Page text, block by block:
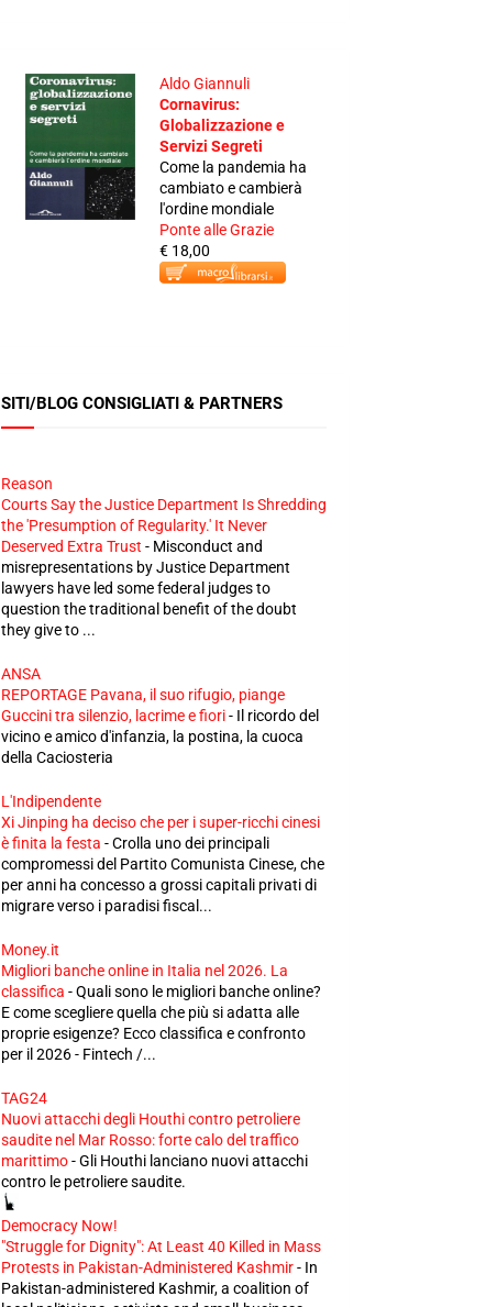
Aldo Giannuli
Cornavirus:
Globalizzazione e
Servizi Segreti
Come la pandemia ha
cambiato e cambierà
l'ordine mondiale
Ponte alle Grazie
€ 18,00
SITI/BLOG CONSIGLIATI & PARTNERS
Reason
Courts Say the Justice Department Is Shredding
the 'Presumption of Regularity.' It Never
Deserved Extra Trust - Misconduct and
misrepresentations by Justice Department
lawyers have led some federal judges to
question the traditional benefit of the doubt
they give to ...
ANSA
REPORTAGE Pavana, il suo rifugio, piange
Guccini tra silenzio, lacrime e fiori- Il ricordo del
vicino e amico d'infanzia, la postina, la cuoca
della Caciosteria
L'Indipendente
Xi Jinping ha deciso che per i super-ricchi cinesi
è finita la festa -Crolla uno dei principali
compromessi del Partito Comunista Cinese, che
per anni ha concesso a grossi capitali privati di
migrare verso i paradisi fiscal...
Money.it
Migliori banche online in Italia nel 2026. La
classifica -Quali sono le migliori banche online?
E come scegliere quella che più si adatta alle
proprie esigenze? Ecco classifica e confronto
per il 2026 - Fintech /...
TAG24
Nuovi attacchi degli Houthi contro petroliere
saudite nel Mar Rosso: forte calo del traffico
marittimo-Gli Houthi lanciano nuovi attacchi
contro le petroliere saudite.
Democracy Now!
"Struggle for Dignity": At Least 40 Killed in Mass
Protests in Pakistan-Administered Kashmir- In
Pakistan-administered Kashmir, a coalition of